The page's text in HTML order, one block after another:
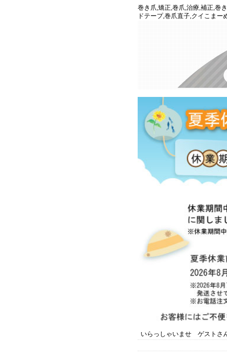
巻き爪,矯正,巻爪,治療,補正,巻
ドテープ,巻爪直子,クイこまー
いらっしゃいませ ゲストさ